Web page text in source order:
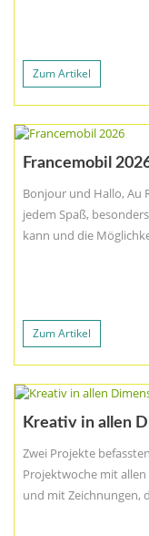
Zum Artikel
Francemobil
Bonjour und Hallo, Au
jedem Spaß,
kann und die
Zum Artikel
Kreativ in allen
Zwei Projekte
Projektwoche mit
und mit Zeichnungen,